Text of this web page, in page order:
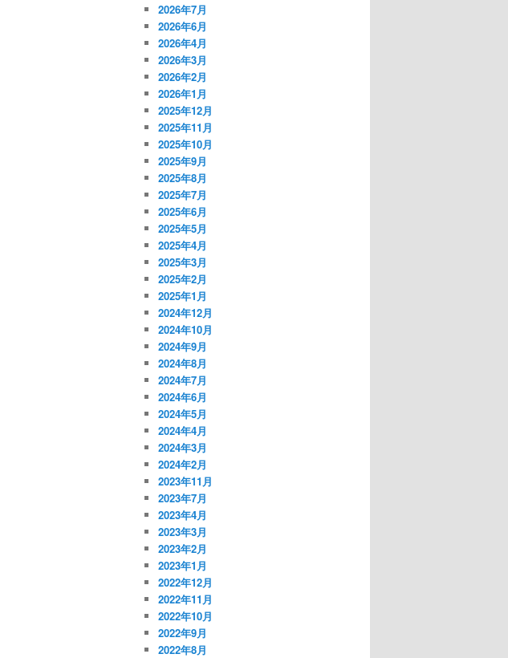
2026年7月
2026年6月
2026年4月
2026年3月
2026年2月
2026年1月
2025年12月
2025年11月
2025年10月
2025年9月
2025年8月
2025年7月
2025年6月
2025年5月
2025年4月
2025年3月
2025年2月
2025年1月
2024年12月
2024年10月
2024年9月
2024年8月
2024年7月
2024年6月
2024年5月
2024年4月
2024年3月
2024年2月
2023年11月
2023年7月
2023年4月
2023年3月
2023年2月
2023年1月
2022年12月
2022年11月
2022年10月
2022年9月
2022年8月